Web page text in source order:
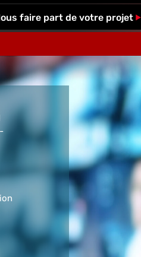
faire part de votre projet